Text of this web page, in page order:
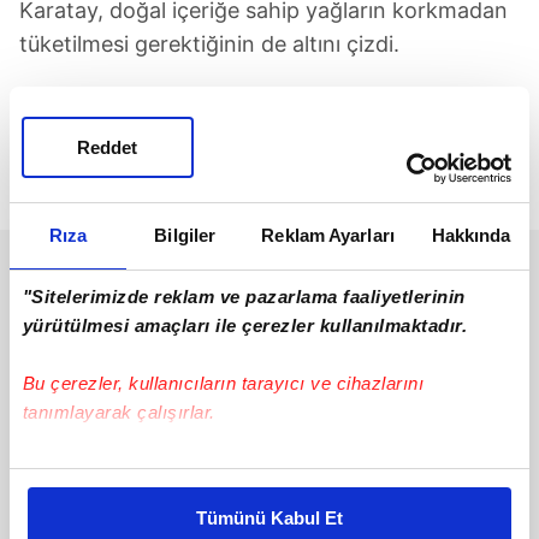
Rıza Bilgiler Reklam Ayarları Hakkında
"Sitelerimizde reklam ve pazarlama faaliyetlerinin
yürütülmesi amaçları ile çerezler kullanılmaktadır.
Bu çerezler, kullanıcıların tarayıcı ve cihazlarını
tanımlayarak çalışırlar.
Bu çerezlere izin vermeniz halinde sizlere özel
daha iyi reklam deneyimi yaşatabiliriz. Bunu yaparken
Tümünü Kabul Et
Reddet
Karatay, doğal içeriğe sahip yağların korkmadan
tüketilmesi gerektiğinin de altını çizdi.
önemli. Bunları yiyeceğiz ki canlanalım. Fındık
fıstık da çok önemli."